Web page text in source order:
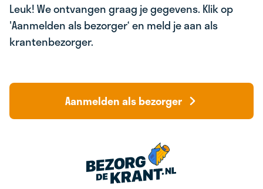
Leuk! We ontvangen graag je gegevens. Klik op
'Aanmelden als bezorger‘ en meld je aan als
krantenbezorger.
Aanmelden als bezorger